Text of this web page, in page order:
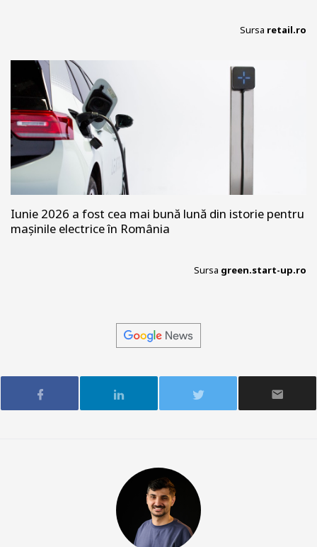
Sursa retail.ro
Iunie 2026 a fost cea mai bună lună din istorie pentru
mașinile electrice în România
Sursa green.start-up.ro